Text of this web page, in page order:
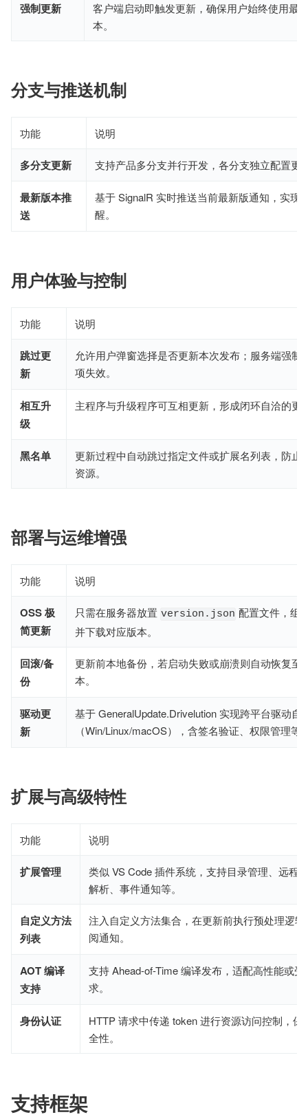
强制更新
客户端启动即触发更新，确保用户始终使用最
本。
分支与推送机制
功能 说明
多分支更新 支持产品多分支并行开发，各分支独立配置更
最新版本推
送
基于 SignalR 实时推送当前最新版通知，实现
醒。
用户体验与控制
功能 说明
跳过更
新
允许用户弹窗选择是否更新本次发布；服务端强制
项失效。
相互升
级
主程序与升级程序可互相更新，形成闭环自洽的更
黑名单
更新过程中自动跳过指定文件或扩展名列表，防止
资源。
部署与运维增强
功能 说明
OSS 极
简更新
只需在服务器放置 version.json 配置文件，组
并下载对应版本。
回滚/备
份
更新前本地备份，若启动失败或崩溃则自动恢复至
本。
驱动更
新
基于 GeneralUpdate.Drivelution 实现跨平台驱动自
（Win/Linux/macOS），含签名验证、权限管理等
扩展与高级特性
功能 说明
扩展管理
类似 VS Code 插件系统，支持目录管理、远程
解析、事件通知等。
自定义方法
列表
注入自定义方法集合，在更新前执行预处理逻
阅通知。
AOT 编译
支持
支持 Ahead-of-Time 编译发布，适配高性能或
求。
身份认证
HTTP 请求中传递 token 进行资源访问控制，保
全性。
支持框架